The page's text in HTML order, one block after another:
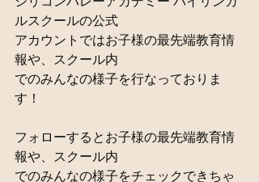
ルスクールの公式
アカウントではお子様の最先端教育情
報や、スクール内
でのみんなの様子を行なっておりま
す！
フォローするとお子様の最先端教育情
報や、スクール内
でのみんなの様子をチェックできちゃ